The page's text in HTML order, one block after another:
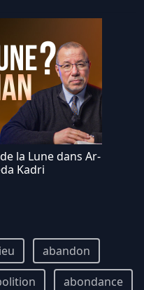
la Lune dans Ar-
Kadri
abandon
abondance